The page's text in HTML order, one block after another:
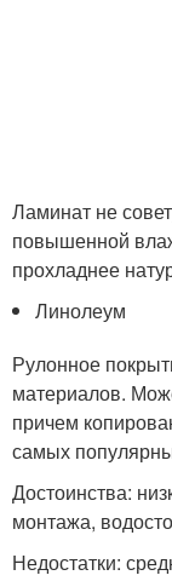
Ламинат не
повышенной
прохладнее
Линолеум
Рулонное
материалов.
причем
самых
Достоинства:
монтажа,
Недостатки: